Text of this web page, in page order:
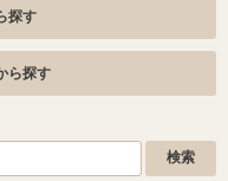
探す
ら探す